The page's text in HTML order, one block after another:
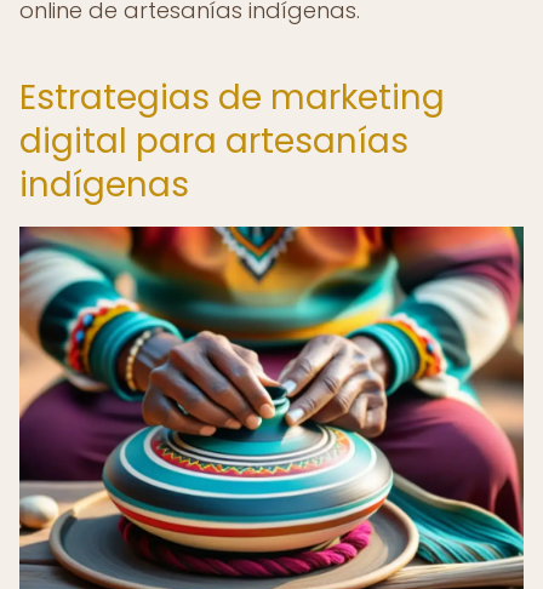
online de artesanías indígenas.
Estrategias de marketing
digital para artesanías
indígenas